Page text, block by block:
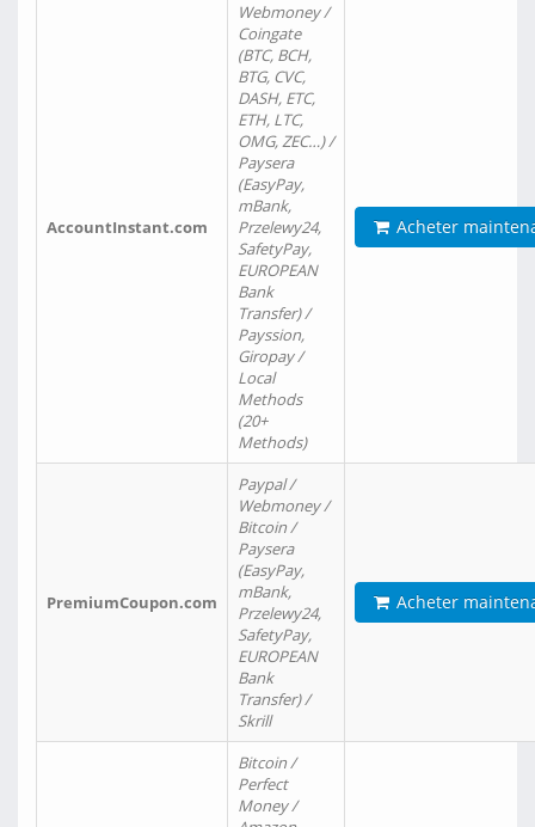
AccountInstant.com
Webmoney /
Coingate
(BTC, BCH,
BTG, CVC,
DASH, ETC,
ETH, LTC,
OMG, ZEC…) /
Paysera
(EasyPay,
mBank,
Przelewy24,
SafetyPay,
EUROPEAN
Bank
Transfer) /
Payssion,
Giropay /
Local
Methods
(20+
Methods)
Acheter
PremiumCoupon.com
Paypal /
Webmoney /
Bitcoin /
Paysera
(EasyPay,
mBank,
Przelewy24,
SafetyPay,
EUROPEAN
Bank
Transfer) /
Skrill
Acheter
Bitcoin /
Perfect
Money /